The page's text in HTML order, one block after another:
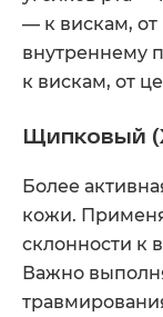
— к вискам, от
внутреннему
к вискам, от
Щипковый
Более
кожи.
склонности к
Важно